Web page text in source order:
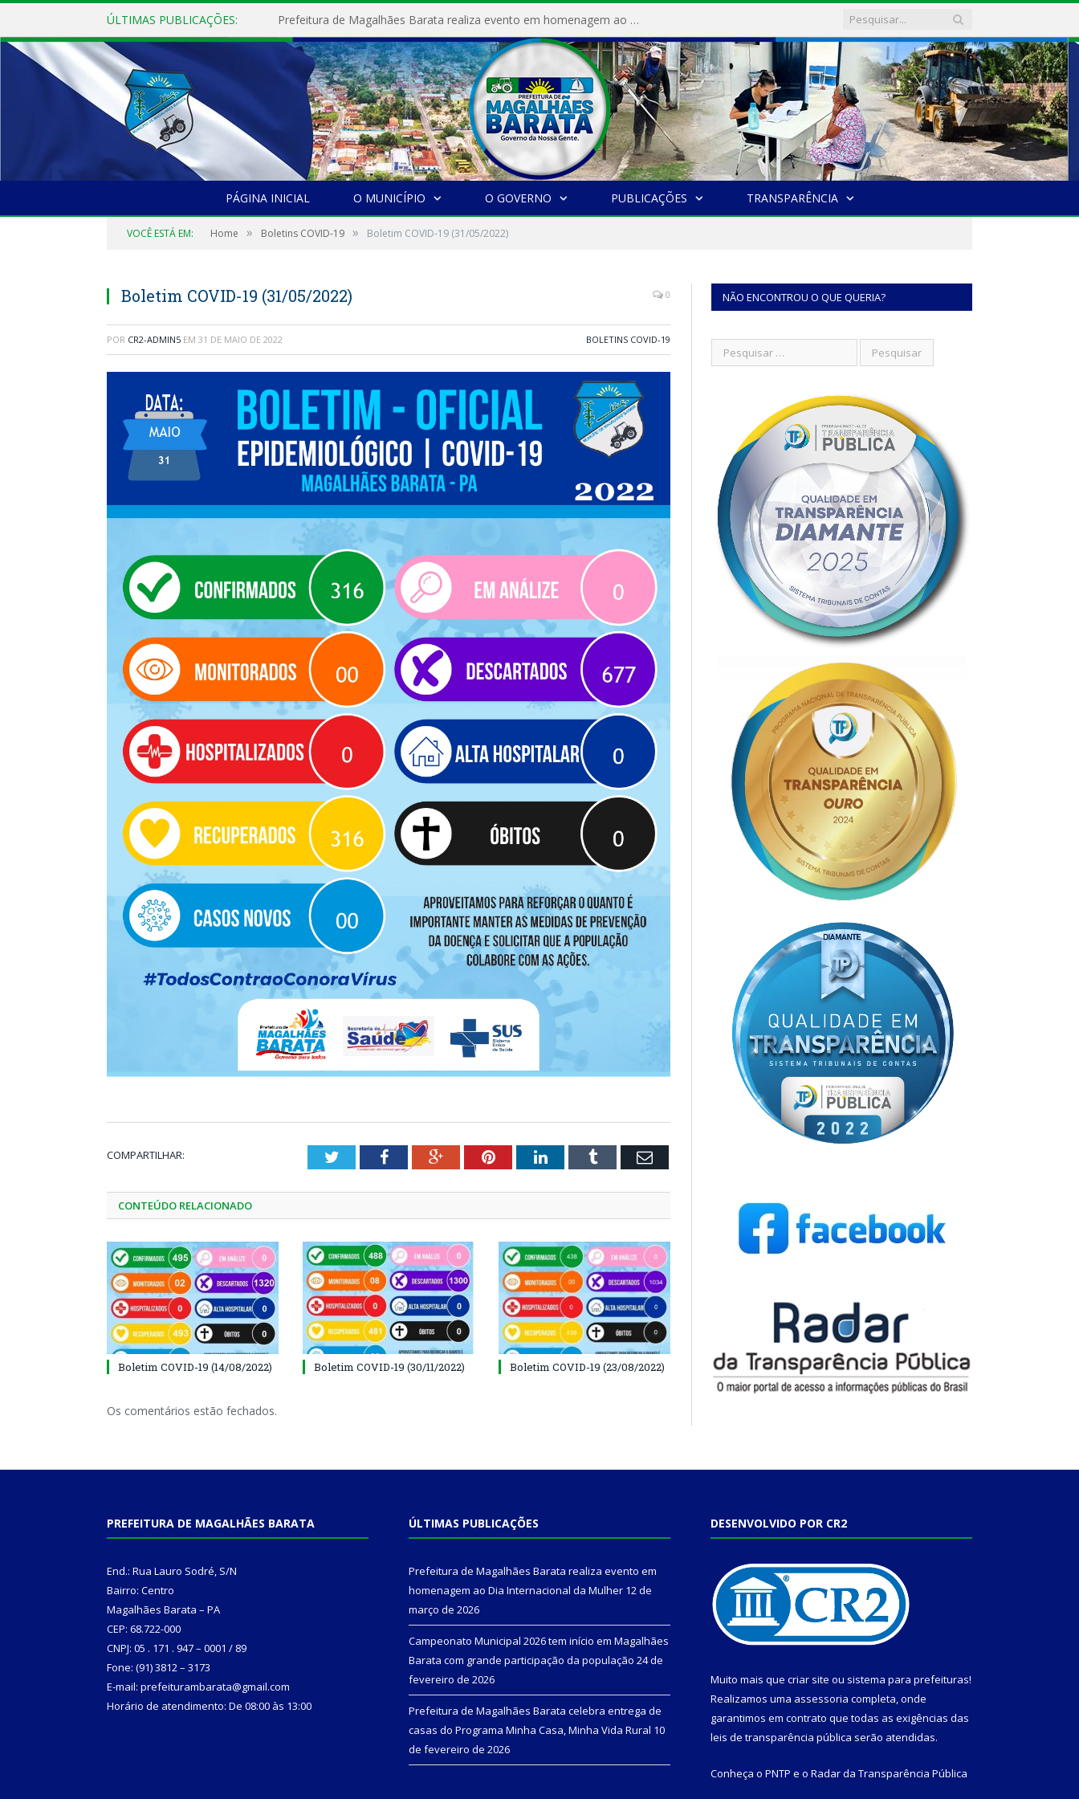
ÚLTIMAS PUBLICAÇÕES: Prefeitura de Magalhães Barata realiza evento em homenagem ao Dia Internacional da Mulher
PÁGINA INICIAL O MUNICÍPIO O GOVERNO PUBLICAÇÕES TRANSPARÊNCIA
VOCÊ ESTÁ EM: Home » Boletins COVID-19 » Boletim COVID-19 (31/05/2022)
Boletim COVID-19 (31/05/2022) 0
POR CR2-ADMIN5 EM 31 DE MAIO DE 2022 BOLETINS COVID-19
COMPARTILHAR: TwitterFacebookGoogle+PinterestLinkedInTumblr Email
CONTEÚDO RELACIONADO
Boletim COVID-19 (14/08/2022) Boletim COVID-19 (30/11/2022) Boletim COVID-19 (23/08/2022)
Os comentários estão fechados.
NÃO ENCONTROU O QUE QUERIA?
PREFEITURA DE MAGALHÃES BARATA
End.: Rua Lauro Sodré, S/N
Bairro: Centro
Magalhães Barata – PA
CEP: 68.722-000
CNPJ: 05 . 171 . 947 – 0001 / 89
Fone: (91) 3812 – 3173
E-mail: prefeiturambarata@gmail.com
Horário de atendimento: De 08:00 às 13:00
ÚLTIMAS PUBLICAÇÕES
Prefeitura de Magalhães Barata realiza evento em
homenagem ao Dia Internacional da Mulher 12 de
março de 2026
Campeonato Municipal 2026 tem início em Magalhães
Barata com grande participação da população 24 de
fevereiro de 2026
Prefeitura de Magalhães Barata celebra entrega de
casas do Programa Minha Casa, Minha Vida Rural 10
de fevereiro de 2026
DESENVOLVIDO POR CR2
Muito mais que criar site ou sistema para prefeituras!
Realizamos uma assessoria completa, onde
garantimos em contrato que todas as exigências das
leis de transparência pública serão atendidas.
Conheça o PNTP e o Radar da Transparência Pública